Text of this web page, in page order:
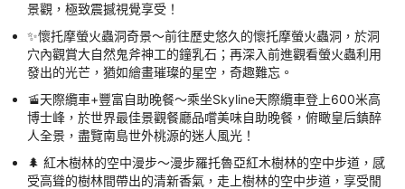
景觀，極致震撼視覺享受！
✨懷托摩螢火蟲洞奇景～前往歷史悠久的懷托摩螢火蟲洞，於洞
穴內觀賞大自然鬼斧神工的鐘乳石；再深入前進觀看螢火蟲利用
發出的光芒，猶如繪畫璀璨的星空，奇趣難忘。
🚡天際纜車+豐富自助晚餐～乘坐Skyline天際纜車登上600米高
博士峰，於世界最佳景觀餐廳品嚐美味自助晚餐，俯瞰皇后鎮醉
人全景，盡覽南島世外桃源的迷人風光！
🌲 紅木樹林的空中漫步～漫步羅托魯亞紅木樹林的空中步道，感
受高聳的樹林間帶出的清新香氣，走上樹林的空中步道，享受閒